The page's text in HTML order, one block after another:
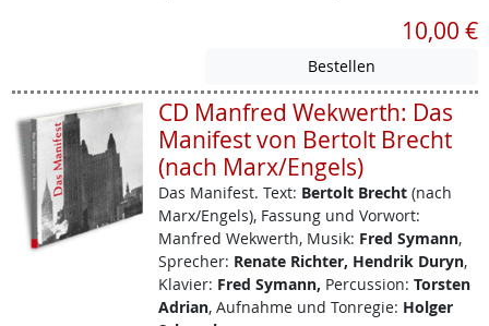
10,00 €
CD Manfred Wekwerth: Das
Manifest von Bertolt Brecht
(nach Marx/Engels)
Das Manifest. Text: Bertolt Brecht(nach
Marx/Engels), Fassung und Vorwort:
Manfred Wekwerth, Musik: Fred Symann,
Sprecher: Renate Richter, Hendrik Duryn,
Klavier: Fred Symann, Percussion: Torsten
Adrian, Aufnahme und Tonregie: Holger